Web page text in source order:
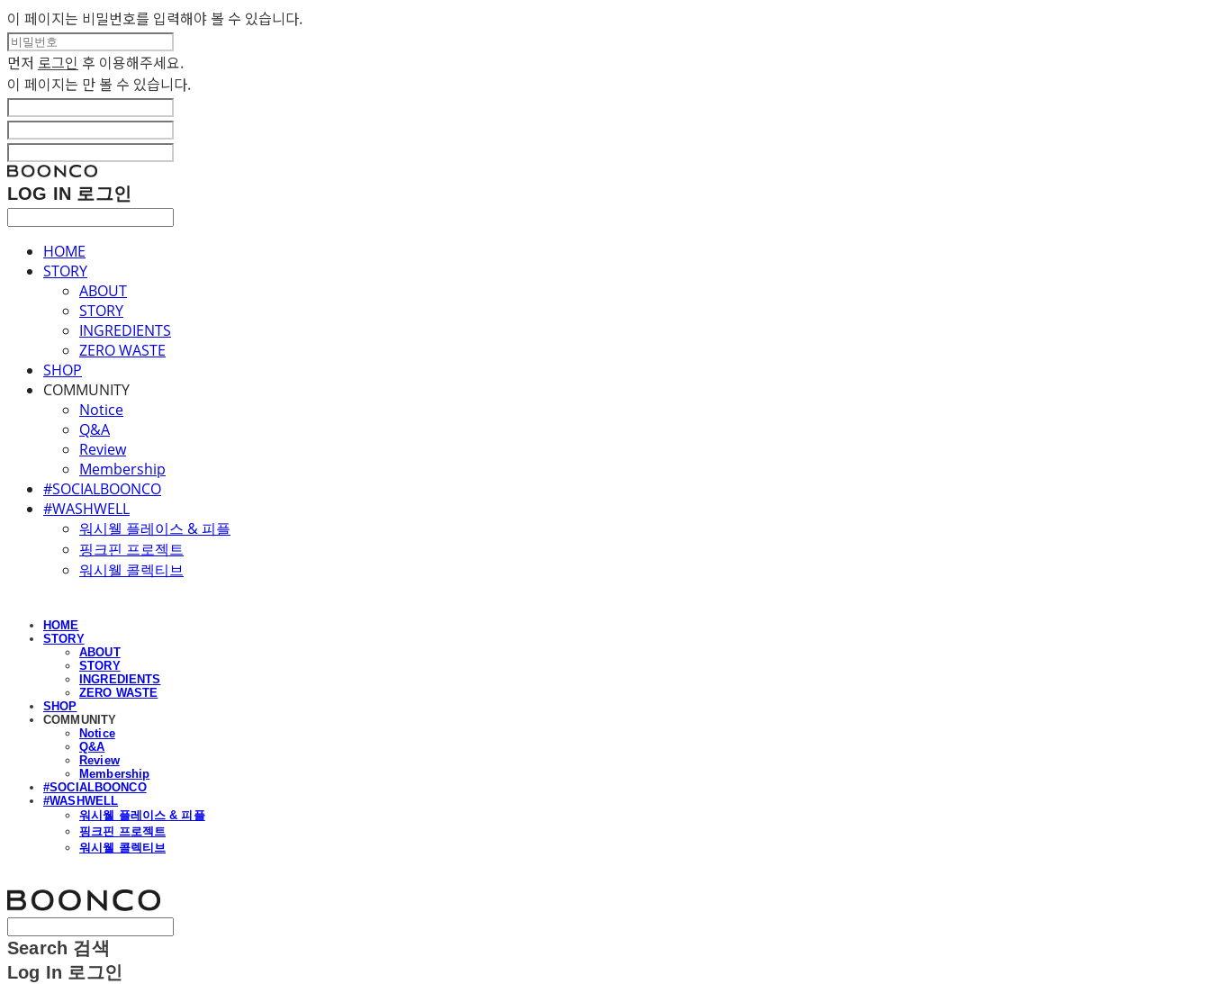
이 페이지는 비밀번호를 입력해야 볼 수 있습니다.
먼저 로그인 후 이용해주세요.
이 페이지는 만 볼 수 있습니다.
LOG IN 로그인
HOME
STORY
ABOUT
STORY
INGREDIENTS
ZERO WASTE
SHOP
COMMUNITY
Notice
Q&A
Review
Membership
#SOCIALBOONCO
#WASHWELL
워시웰 플레이스 & 피플
핑크핀 프로젝트
워시웰 콜렉티브
HOME
STORY
ABOUT
STORY
INGREDIENTS
ZERO WASTE
SHOP
COMMUNITY
Notice
Q&A
Review
Membership
#SOCIALBOONCO
#WASHWELL
워시웰 플레이스 & 피플
핑크핀 프로젝트
워시웰 콜렉티브
Search 검색
Log In 로그인